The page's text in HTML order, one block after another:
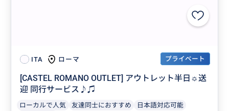
ITA ローマ プライベート
[CASTEL ROMANO OUTLET] アウトレット半日☼送
迎 同行サービス♪♫
ローカルで人気 友達同士におすすめ
日本語対応可能